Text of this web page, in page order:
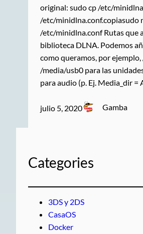
original: sudo cp /etc/
/etc/minidlna.conf.copiasudo
/etc/minidlna.conf Rutas que
biblioteca DLNA. Podemos
como queramos, por
/media/usb0 para las
para audio (p. Ej. Media_dir =
julio 5, 2020 Gamba
Categories
3DS y 2DS
CasaOS
Docker